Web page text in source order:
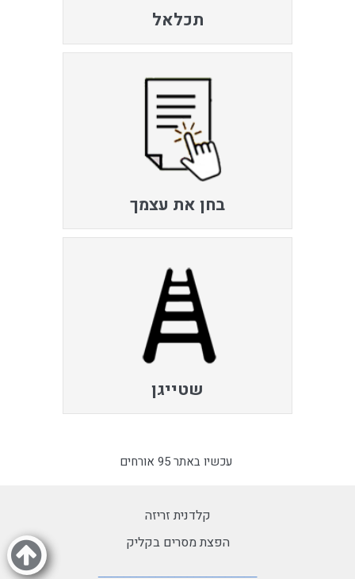
תכלאל
בחן את עצמך
שטייגן
עכשיו באתר 95 אורחים
קלדנית זריזה
הפצת מסרים בקליק